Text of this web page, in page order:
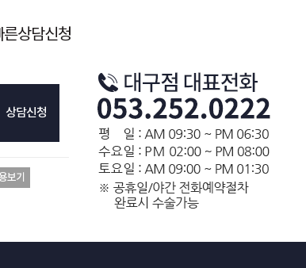
른상담신청
상담신청
보기